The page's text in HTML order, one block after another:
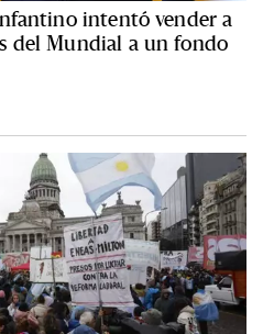
intentó vender a
del Mundial a un fondo